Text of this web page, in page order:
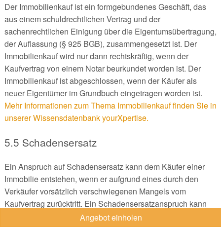
Angebot einholen
Der Immobilienkauf ist ein formgebundenes Geschäft, das
aus einem schuldrechtlichen Vertrag und der
sachenrechtlichen Einigung über die Eigentumsübertragung,
der Auflassung (§ 925 BGB), zusammengesetzt ist. Der
Immobilienkauf wird nur dann rechtskräftig, wenn der
Kaufvertrag von einem Notar beurkundet worden ist. Der
Immobilienkauf ist abgeschlossen, wenn der Käufer als
neuer Eigentümer im Grundbuch eingetragen worden ist.
Mehr Informationen zum Thema Immobilienkauf finden Sie in
unserer Wissensdatenbank yourXpertise.
5.5 Schadensersatz
Ein Anspruch auf Schadensersatz kann dem Käufer einer
Immobilie entstehen, wenn er aufgrund eines durch den
Verkäufer vorsätzlich verschwiegenen Mangels vom
Kaufvertrag zurücktritt. Ein Schadensersatzanspruch kann
auch dann gegeben sein, wenn Mängel der Immobilie bei